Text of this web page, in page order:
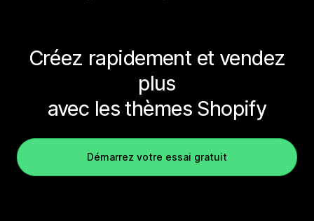
Créez rapidement et vendez
plus
avec les thèmes Shopify
Démarrez votre essai gratuit